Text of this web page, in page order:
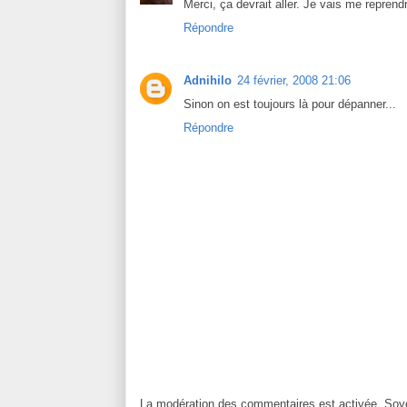
Merci, ça devrait aller. Je vais me
Répondre
Adnihilo 24 février, 2008 21:06
Sinon on est toujours là pour dépanner...
Répondre
La modération des commentaires est activée.